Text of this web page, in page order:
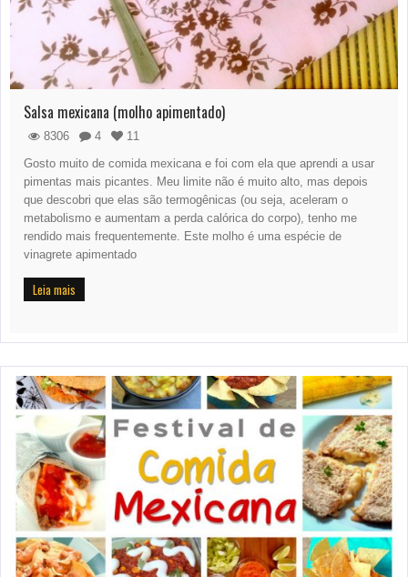
Salsa mexicana (molho apimentado)
8306 4
11
Gosto muito de comida mexicana e foi com ela que aprendi a usar
pimentas mais picantes. Meu limite não é muito alto, mas depois
que descobri que elas são termogênicas (ou seja, aceleram o
metabolismo e aumentam a perda calórica do corpo), tenho me
rendido mais frequentemente. Este molho é uma espécie de
vinagrete apimentado
Leia mais